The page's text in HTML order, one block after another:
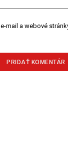
mail a webové